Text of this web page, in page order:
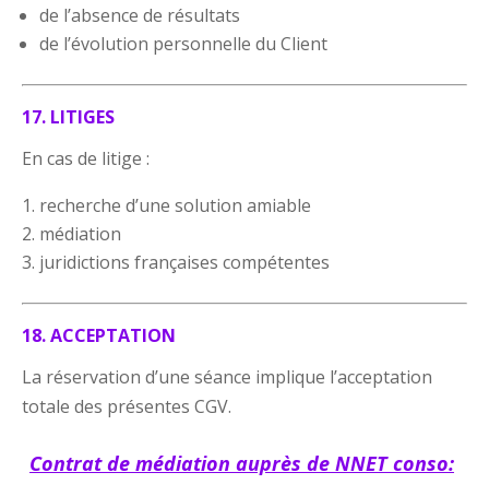
de l’absence de résultats
de l’évolution personnelle du Client
17. LITIGES
En cas de litige :
recherche d’une solution amiable
médiation
juridictions françaises compétentes
18. ACCEPTATION
La réservation d’une séance implique l’acceptation
totale des présentes CGV.
Contrat de médiation auprès de NNET conso: